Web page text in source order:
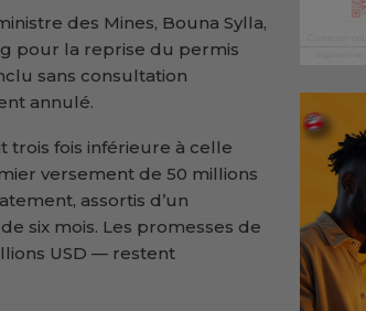
des Mines, Bouna Sylla,
pour la reprise du permis
sans consultation
annulé.
trois fois inférieure à celle
versement de 50 millions
assortis d’un
six mois. Les promesses de
USD — restent